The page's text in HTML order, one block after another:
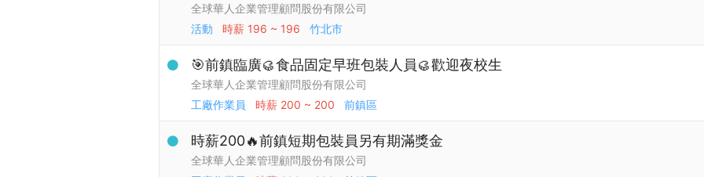
全球華人企業管理顧問股份有限公司
活動
時薪 196 ~ 196 竹北市
🎯前鎮臨廣🥮食品固定早班包裝人員🥮歡迎夜校生
全球華人企業管理顧問股份有限公司
工廠作業員
時薪 200 ~ 200 前鎮區
時薪200🔥前鎮短期包裝員另有期滿獎金
全球華人企業管理顧問股份有限公司